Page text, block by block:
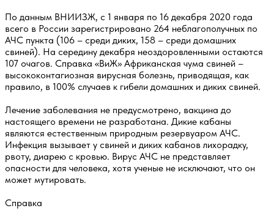
По данным ВНИИЗЖ, с 1 января по 16 декабря 2020 года
всего в России зарегистрировано 264 неблагополучных по
АЧС пункта (106 – среди диких, 158 – среди домашних
свиней). На середину декабря неоздоровленными остаются
107 очагов. Справка «ВиЖ» Африканская чума свиней –
высококонтагиозная вирусная болезнь, приводящая, как
правило, в 100% случаев к гибели домашних и диких свиней.
Лечение заболевания не предусмотрено, вакцина до
настоящего времени не разработана. Дикие кабаны
являются естественным природным резервуаром АЧС.
Инфекция вызывает у свиней и диких кабанов лихорадку,
рвоту, диарею с кровью. Вирус АЧС не представляет
опасности для человека, хотя ученые не исключают, что он
может мутировать.
Справка